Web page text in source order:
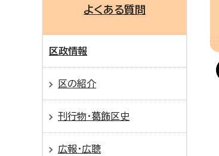
よくある質問
区政情報
区の紹介
刊行物・葛飾区史
広報・広聴